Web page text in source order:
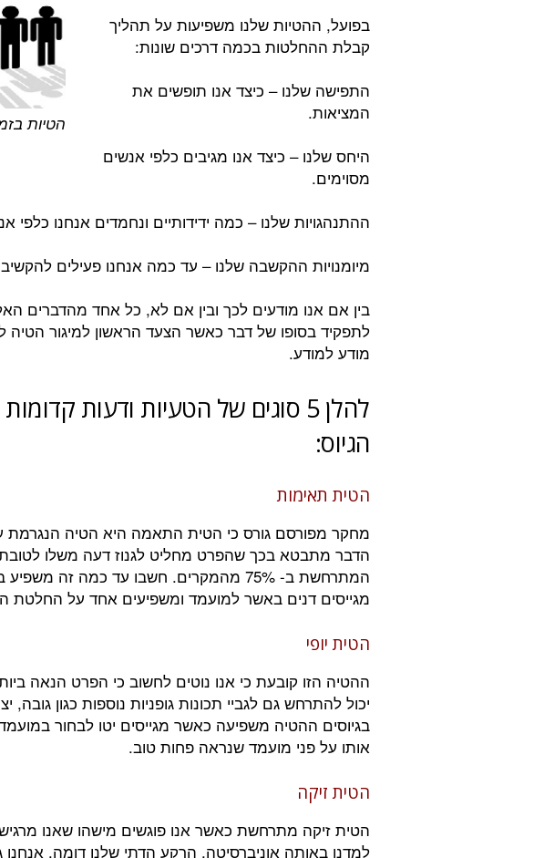
הטיות
בפועל, ההטיות שלנו משפיעות על תהליך
קבלת ההחלטות בכמה דרכים שונות:
התפישה שלנו – כיצד אנו תופשים את
המציאות.
היחס שלנו – כיצד אנו מגיבים כלפי אנשים
מסוימים.
ההתנהגויות שלנו – כמה ידידותיים ונחמדים אנחנו כלפי
מיומנויות ההקשבה שלנו – עד כמה אנחנו פעילים
בין אם אנו מודעים לכך ובין אם לא, כל אחד מהדברים
לתפקיד בסופו של דבר כאשר הצעד הראשון למיגור
מודע למודע.
להלן 5 סוגים של הטעיות ודעות
הגיוס:
הטית תאימות
מחקר מפורסם גורס כי הטית התאמה היא הטיה הנגרמת
הדבר מתבטא בכך שהפרט מחליט לגנוז דעה משלו
המתרחשת ב- 75% מהמקרים. חשבו עד כמה זה
מגייסים דנים באשר למועמד ומשפיעים אחד על החלטת
הטית יופי
ההטיה הזו קובעת כי אנו נוטים לחשוב כי הפרט הנאה
יכול להתרחש גם לגביי תכונות גופניות נוספות כגון גובה,
בגיוסים ההטיה משפיעה כאשר מגייסים יטו לבחור
אותו על פני מועמד שנראה פחות טוב.
הטית זיקה
הטית זיקה מתרחשת כאשר אנו פוגשים מישהו שאנו
למדנו באותה אוניברסיטה, הרקע הדתי שלנו דומה, אנחנו